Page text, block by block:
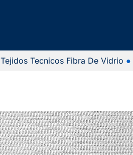
Tejidos Tecnicos Fibra De Vidrio ●